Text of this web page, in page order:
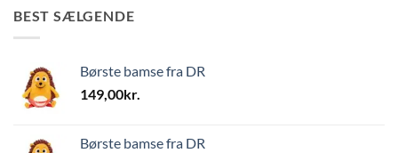
BEST SÆLGENDE
Børste bamse fra DR
149,00kr.
Børste bamse fra DR